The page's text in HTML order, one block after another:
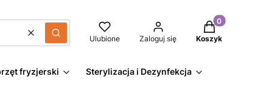
WyczyśćSzukaj Ulubione Zaloguj się
Produkty w
Koszyk
fryzjerski Sterylizacja i Dezynfekcja